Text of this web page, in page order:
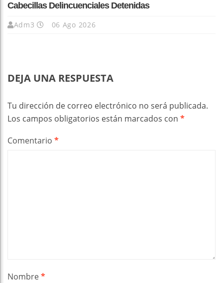
Cabecillas Delincuenciales Detenidas
Adm3 06 Ago 2026
DEJA UNA RESPUESTA
Tu dirección de correo electrónico no será publicada.
Los campos obligatorios están marcados con *
Comentario *
Nombre*